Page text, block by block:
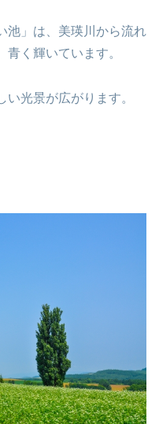
池」は、美瑛川から流れ
く輝いています。
光景が広がります。